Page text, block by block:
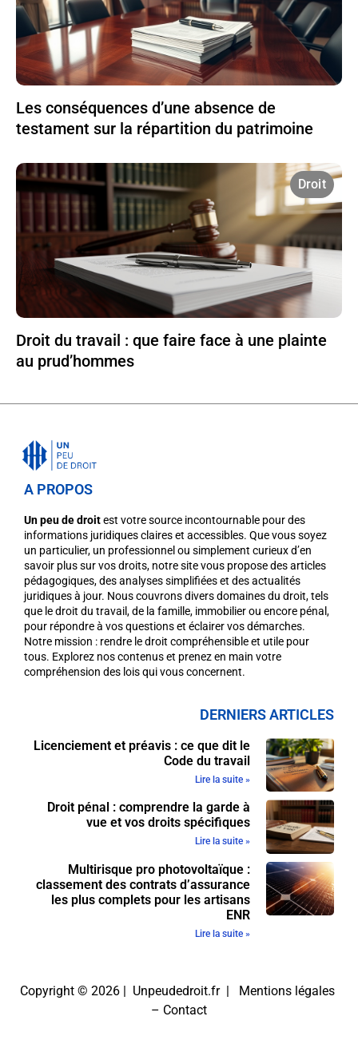
Les conséquences d’une absence de
testament sur la répartition du patrimoine
Droit
Droit du travail : que faire face à une plainte
au prud’hommes
A PROPOS
Un peu de droitest votre source incontournable pour des
informations juridiques claires et accessibles. Que vous soyez
un particulier, un professionnel ou simplement curieux d’en
savoir plus sur vos droits, notre site vous propose des articles
pédagogiques, des analyses simplifiées et des actualités
juridiques à jour. Nous couvrons divers domaines du droit, tels
que le droit du travail, de la famille, immobilier ou encore pénal,
pour répondre à vos questions et éclairer vos démarches.
Notre mission : rendre le droit compréhensible et utile pour
tous. Explorez nos contenus et prenez en main votre
compréhension des lois qui vous concernent.
DERNIERS ARTICLES
Licenciement et préavis : ce que dit le
Code du travail
Lire la suite »
Droit pénal : comprendre la garde à
vue et vos droits spécifiques
Lire la suite »
Multirisque pro photovoltaïque :
classement des contrats d’assurance
les plus complets pour les artisans
ENR
Lire la suite »
Copyright © 2026 | Unpeudedroit.fr | Mentions légales
– Contact